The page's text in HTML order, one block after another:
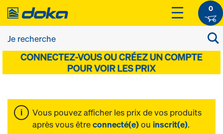
0
Vous pouvez afficher les prix de vos produits
après vous êtreconnecté(e)ou inscrit(e).